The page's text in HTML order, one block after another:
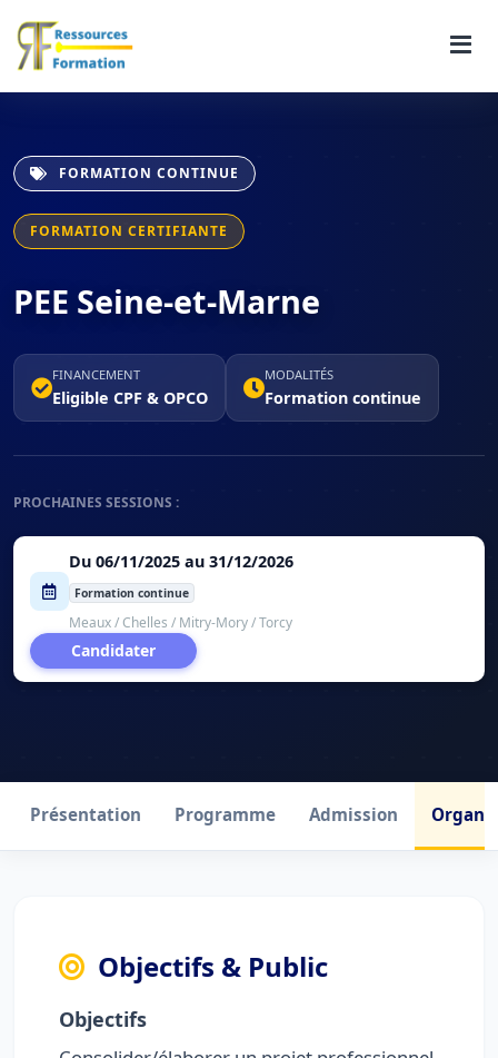
FORMATION CONTINUE
FORMATION CERTIFIANTE
PEE Seine-et-Marne
FINANCEMENT
Eligible CPF & OPCO
MODALITÉS
Formation continue
PROCHAINES SESSIONS :
Du 06/11/2025 au 31/12/2026
Formation continue
Meaux / Chelles / Mitry-Mory / Torcy
Candidater
Présentation Programme Admission
Objectifs & Public
Objectifs